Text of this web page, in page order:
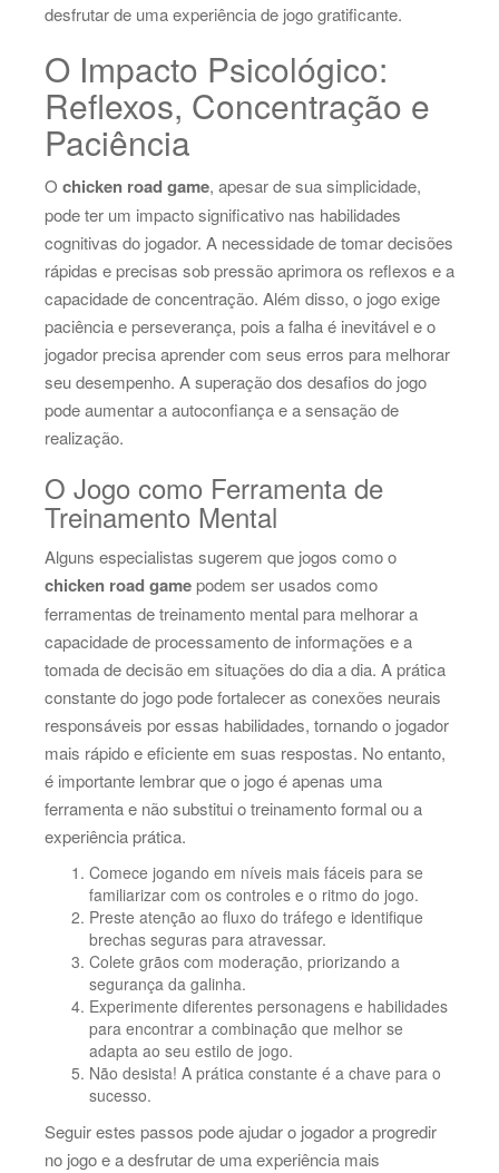
desfrutar de uma experiência de jogo gratificante.
O Impacto Psicológico:
Reflexos, Concentração e
Paciência
O chicken road game, apesar de sua simplicidade,
pode ter um impacto significativo nas habilidades
cognitivas do jogador. A necessidade de tomar decisões
rápidas e precisas sob pressão aprimora os reflexos e a
capacidade de concentração. Além disso, o jogo exige
paciência e perseverança, pois a falha é inevitável e o
jogador precisa aprender com seus erros para melhorar
seu desempenho. A superação dos desafios do jogo
pode aumentar a autoconfiança e a sensação de
realização.
O Jogo como Ferramenta de
Treinamento Mental
Alguns especialistas sugerem que jogos como o
chicken road gamepodem ser usados como
ferramentas de treinamento mental para melhorar a
capacidade de processamento de informações e a
tomada de decisão em situações do dia a dia. A prática
constante do jogo pode fortalecer as conexões neurais
responsáveis por essas habilidades, tornando o jogador
mais rápido e eficiente em suas respostas. No entanto,
é importante lembrar que o jogo é apenas uma
ferramenta e não substitui o treinamento formal ou a
experiência prática.
Comece jogando em níveis mais fáceis para se
familiarizar com os controles e o ritmo do jogo.
Preste atenção ao fluxo do tráfego e identifique
brechas seguras para atravessar.
Colete grãos com moderação, priorizando a
segurança da galinha.
Experimente diferentes personagens e habilidades
para encontrar a combinação que melhor se
adapta ao seu estilo de jogo.
Não desista! A prática constante é a chave para o
sucesso.
Seguir estes passos pode ajudar o jogador a progredir
no jogo e a desfrutar de uma experiência mais